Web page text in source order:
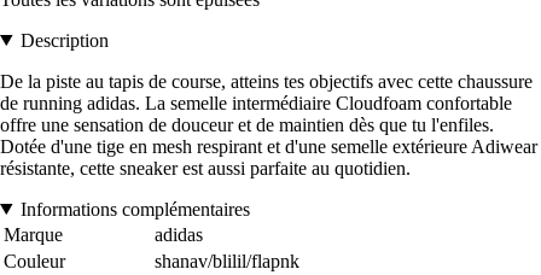
Description
De la piste au tapis de course, atteins tes objectifs avec cette chaussure
de running adidas. La semelle intermédiaire Cloudfoam confortable
offre une sensation de douceur et de maintien dès que tu l'enfiles.
Dotée d'une tige en mesh respirant et d'une semelle extérieure Adiwear
résistante, cette sneaker est aussi parfaite au quotidien.
Informations complémentaires
Marque
adidas
Couleur
shanav/blilil/flapnk